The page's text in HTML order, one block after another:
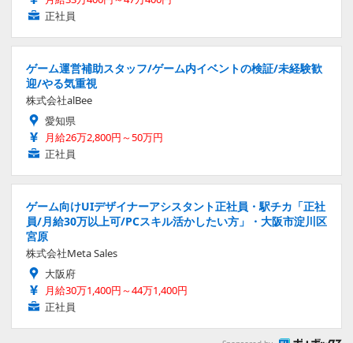
正社員
ゲーム運営補助スタッフ/ゲーム内イベントの検証/未経験歓
迎/やる気重視
株式会社alBee
愛知県
月給26万2,800円～50万円
正社員
ゲーム向けUIデザイナーアシスタント正社員・駅チカ「正社
員/月給30万以上可/PCスキル活かしたい方」・大阪市淀川区
宮原
株式会社Meta Sales
大阪府
月給30万1,400円～44万1,400円
正社員